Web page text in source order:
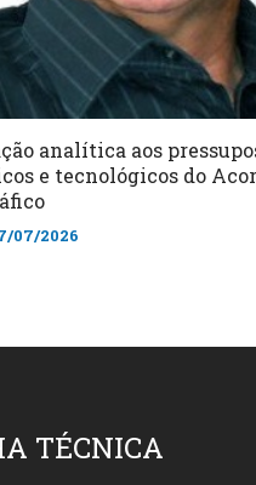
analítica aos
e tecnológicos do
07/2026
TÉCNICA